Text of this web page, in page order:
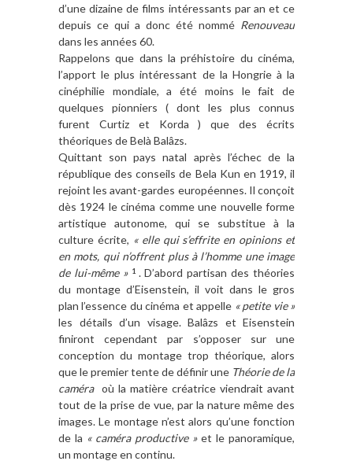
d’une dizaine de films intéressants par an et ce
depuis ce qui a donc été nommé Renouveau
dans les années 60.
Rappelons que dans la préhistoire du cinéma,
l’apport le plus intéressant de la Hongrie à la
cinéphilie mondiale, a été moins le fait de
quelques pionniers ( dont les plus connus
furent Curtiz et Korda ) que des écrits
théoriques de Belà Balâzs.
Quittant son pays natal après l’échec de la
république des conseils de Bela Kun en 1919, il
rejoint les avant-gardes européennes. Il conçoit
dès 1924 le cinéma comme une nouvelle forme
artistique autonome, qui se substitue à la
culture écrite, « elle qui s’effrite en opinions et
en mots, qui n’offrent plus à l’homme une image
de lui-même » 1 . D’abord partisan des théories
du montage d’Eisenstein, il voit dans le gros
plan l’essence du cinéma et appelle « petite vie »
les détails d’un visage. Balâzs et Eisenstein
finiront cependant par s’opposer sur une
conception du montage trop théorique, alors
que le premier tente de définir une Théorie de la
caméraoù la matière créatrice viendrait avant
tout de la prise de vue, par la nature même des
images. Le montage n’est alors qu’une fonction
de la « caméra productive »et le panoramique,
un montage en continu.